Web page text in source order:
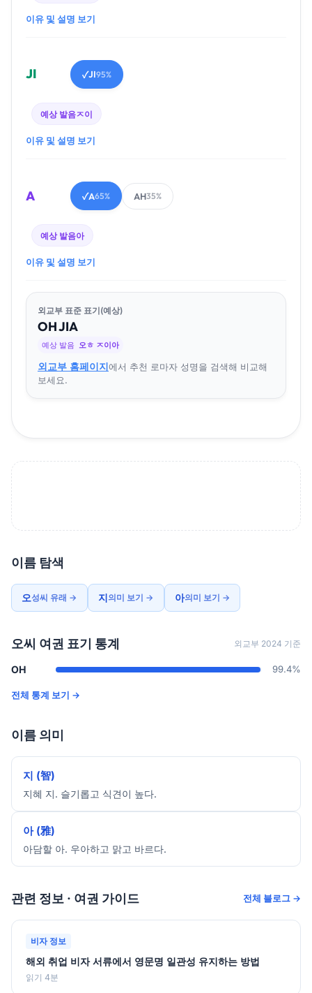
이유 및 설명 보기
JI ✓JI95%
예상 발음ㅈ이
이유 및 설명 보기
A ✓A65% AH35%
예상 발음아
이유 및 설명 보기
외교부 표준 표기(예상)
OHJIA
예상 발음 오ㅎ ㅈ이아
외교부 홈페이지에서 추천 로마자 성명을 검색해 비교해
보세요.
이름 탐색
오성씨 유래 → 지의미 보기 → 아의미 보기 →
오씨 여권 표기 통계 외교부 2024 기준
OH 99.4%
전체 통계 보기 →
이름 의미
지 (智)
지혜 지. 슬기롭고 식견이 높다.
아 (雅)
아담할 아. 우아하고 맑고 바르다.
관련 정보 · 여권 가이드 전체 블로그 →
비자 정보
해외 취업 비자 서류에서 영문명 일관성 유지하는 방법
읽기 4분